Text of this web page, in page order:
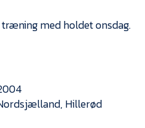
med holdet onsdag.
Hillerød